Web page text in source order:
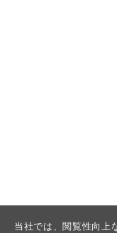
当社では、閲覧性向上